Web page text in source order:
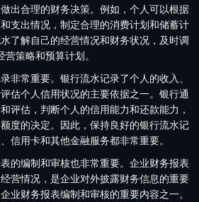
出合理的财务决策。例如，个人可以根据
支出情况，制定合理的消费计划和储蓄计
了解自己的经营情况和财务状况，及时调
营策略和预算计划。
非常重要。银行流水记录了个人的收入、
估个人信用状况的主要依据之一。银行通
评估，判断个人的信用能力和还款能力，
度的决定。因此，保持良好的银行流水记
信用卡和其他金融服务都非常重要。
的编制和审核也非常重要。企业财务报表
营情况，是企业对外披露财务信息的重要
业财务报表编制和审核的重要内容之一。